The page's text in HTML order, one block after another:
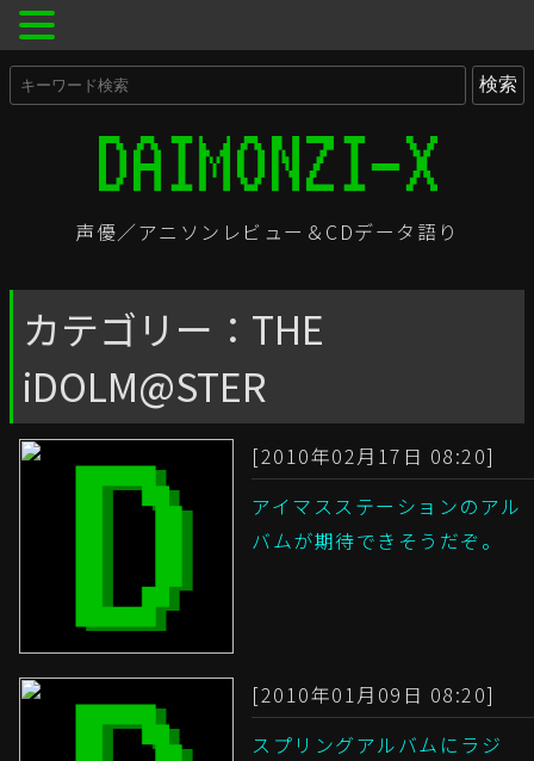
声優／アニソンレビュー＆CDデータ語り
カテゴリー：THE
iDOLM@STER
[2010年02月17日 08:20]
アイマスステーションのアル
バムが期待できそうだぞ。
[2010年01月09日 08:20]
スプリングアルバムにラジ